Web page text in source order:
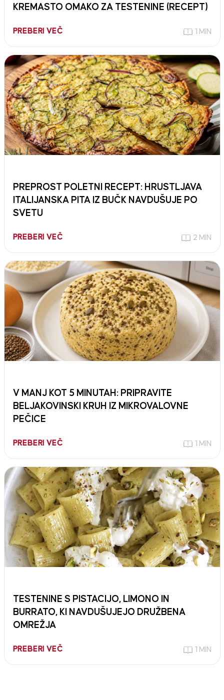
KREMASTO OMAKO ZA TESTENINE (RECEPT)
PREBERI VEČ 1 MIN
PREPROST POLETNI RECEPT: HRUSTLJAVA
ITALIJANSKA PITA IZ BUČK NAVDUŠUJE PO
SVETU
PREBERI VEČ 2 MIN
V MANJ KOT 5 MINUTAH: PRIPRAVITE
BELJAKOVINSKI KRUH IZ MIKROVALOVNE
PEČICE
PREBERI VEČ 1 MIN
TESTENINE S PISTACIJO, LIMONO IN
BURRATO, KI NAVDUŠUJEJO DRUŽBENA
OMREŽJA
PREBERI VEČ 1 MIN